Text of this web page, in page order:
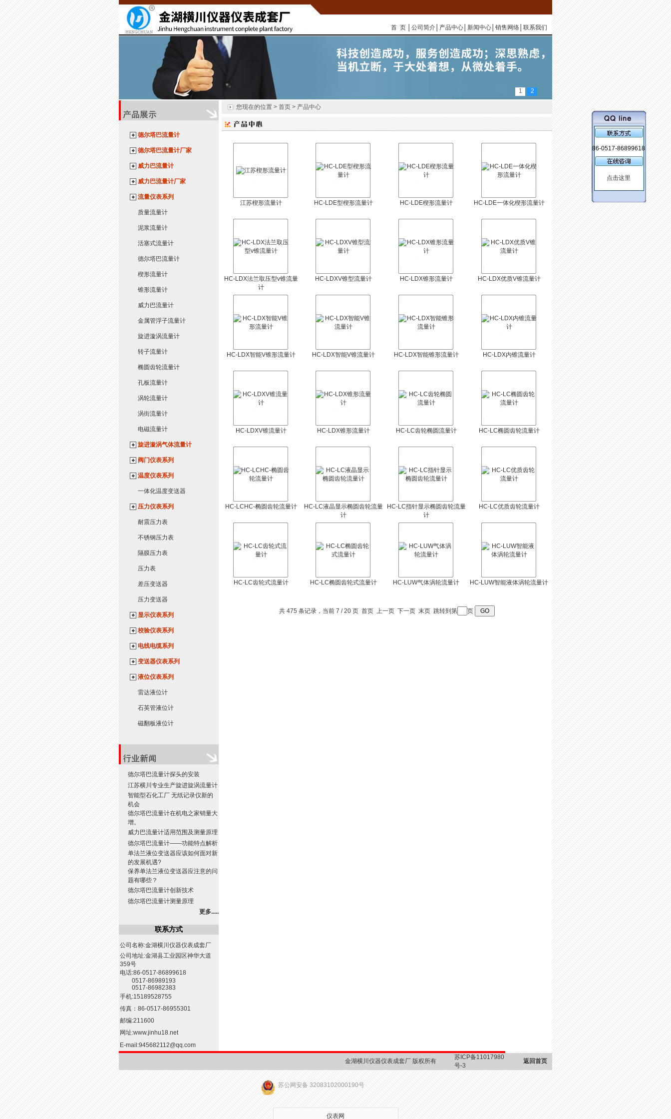
首 页 公司简介 产品中心 新闻中心 销售网络 联系我们
1 2
德尔塔巴流量计
德尔塔巴流量计厂家
威力巴流量计
威力巴流量计厂家
流量仪表系列
质量流量计
泥浆流量计
活塞式流量计
德尔塔巴流量计
楔形流量计
锥形流量计
威力巴流量计
金属管浮子流量计
旋进漩涡流量计
转子流量计
椭圆齿轮流量计
孔板流量计
涡轮流量计
涡街流量计
电磁流量计
旋进漩涡气体流量计
阀门仪表系列
温度仪表系列
一体化温度变送器
压力仪表系列
耐震压力表
不锈钢压力表
隔膜压力表
压力表
差压变送器
压力变送器
显示仪表系列
校验仪表系列
电线电缆系列
变送器仪表系列
液位仪表系列
雷达液位计
石英管液位计
磁翻板液位计
德尔塔巴流量计探头的安装
江苏横川专业生产旋进旋涡流量计
智能型石化工厂 无纸记录仪新的
机会
德尔塔巴流量计在机电之家销量大
增。
威力巴流量计适用范围及测量原理
德尔塔巴流量计——功能特点解析
单法兰液位变送器应该如何面对新
的发展机遇?
保养单法兰液位变送器应注意的问
题有哪些？
德尔塔巴流量计创新技术
德尔塔巴流量计测量原理
更多.....
联系方式
公司名称:金湖横川仪器仪表成套厂
公司地址:金湖县工业园区神华大道
359号
电话:86-0517-86899618
0517-86989193
0517-86982383
手机:15189528755
传真：86-0517-86955301
邮编:211600
网址:www.jinhu18.net
E-mail:945682112@qq.com
您现在的位置 > 首页 > 产品中心
江苏楔形流量计 HC-LDE型楔形流量计 HC-LDE楔形流量计 HC-LDE一体化楔形流量计
HC-LDX法兰取压型v锥流量
计
HC-LDXV锥型流量计 HC-LDX锥形流量计 HC-LDX优质V锥流量计
HC-LDX智能V锥形流量计 HC-LDX智能V锥流量计 HC-LDX智能锥形流量计 HC-LDX内锥流量计
HC-LDXV锥流量计 HC-LDX锥形流量计 HC-LC齿轮椭圆流量计 HC-LC椭圆齿轮流量计
HC-LCHC-椭圆齿轮流量计
HC-LC液晶显示椭圆齿轮流量
计
HC-LC指针显示椭圆齿轮流量
计
HC-LC优质齿轮流量计
HC-LC齿轮式流量计 HC-LC椭圆齿轮式流量计 HC-LUW气体涡轮流量计 HC-LUW智能液体涡轮流量计
共 475 条记录，当前 7 / 20 页 首页 上一页 下一页 末页 跳转到第 页
金湖横川仪器仪表成套厂 版权所有
苏ICP备11017980
号-3
返回首页
86-0517-86899618
苏公网安备 32083102000190号
仪表网